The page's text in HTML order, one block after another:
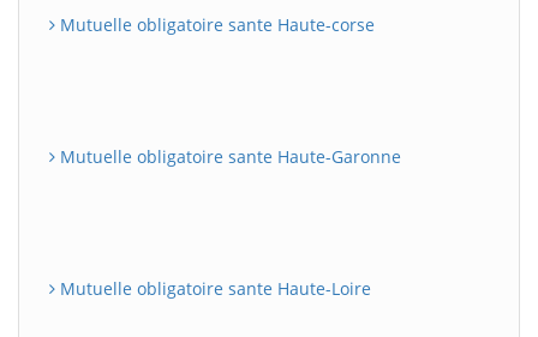
Mutuelle obligatoire sante Haute-corse
Mutuelle obligatoire sante Haute-Garonne
Mutuelle obligatoire sante Haute-Loire